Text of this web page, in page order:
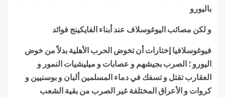
باليورو
و لكن مصائب اليوغوسلاف عند أبناء الفايكينج فوائد
فيوغوسلافيا إختارات أن تخوض الحرب الأهلية بدلاً من خوض
اليورو ؛ الصرب بجيشهم و عصابات و ميليشيات النمور و
العقارب تقتل و تسفك في دماء المسلمين ألبان و بوسنيين و
كروات و الأعراق المختلفة غير الصرب من بقية الشعب